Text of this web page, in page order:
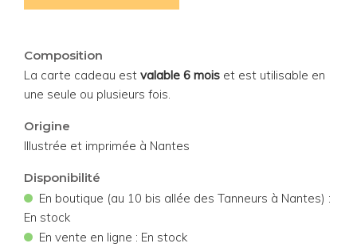
Composition
La carte cadeau est valable 6 mois et est utilisable en
une seule ou plusieurs fois.
Origine
Illustrée et imprimée à Nantes
Disponibilité
• En boutique (au 10 bis allée des Tanneurs à Nantes) :
En stock
• En vente en ligne : En stock